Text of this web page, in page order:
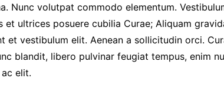
Nunc volutpat commodo elementum.
et ultrices posuere cubilia Curae; Aliquam
et vestibulum elit. Aenean a sollicitudin orci.
blandit, libero pulvinar feugiat tempus, enim
elit.